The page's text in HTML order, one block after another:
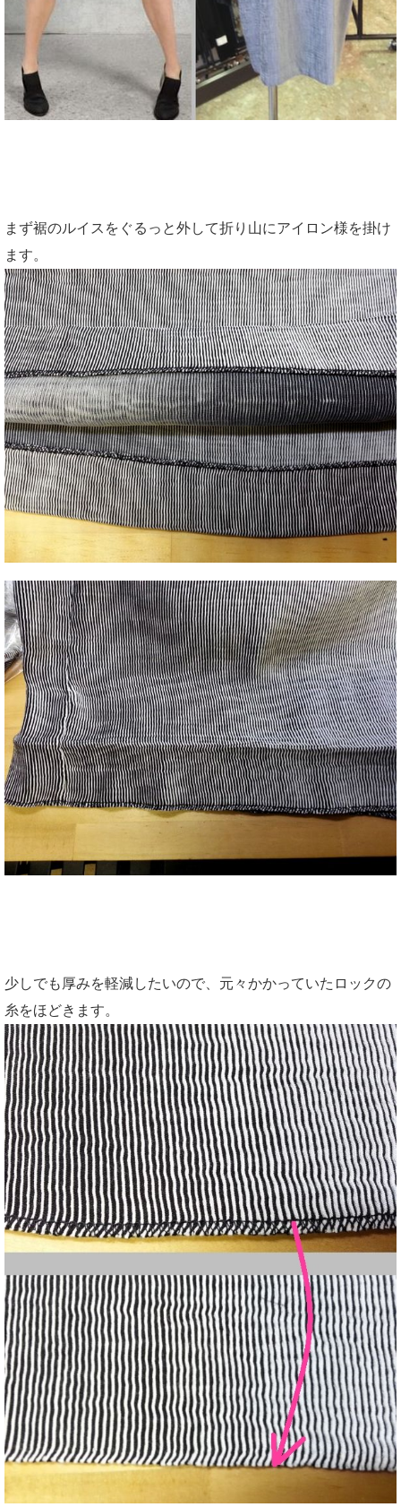
まず裾のルイスをぐるっと外して折り山にアイロン様を掛け
ます。
少しでも厚みを軽減したいので、元々かかっていたロックの
糸をほどきます。